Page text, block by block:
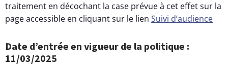
traitement en décochant la case prévue à cet effet sur la
page accessible en cliquant sur le lien Suivi d’audience
Date d’entrée en vigueur de la politique :
11/03/2025